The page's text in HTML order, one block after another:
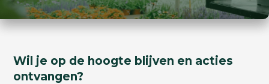
Wil je op de hoogte blijven en acties
ontvangen?